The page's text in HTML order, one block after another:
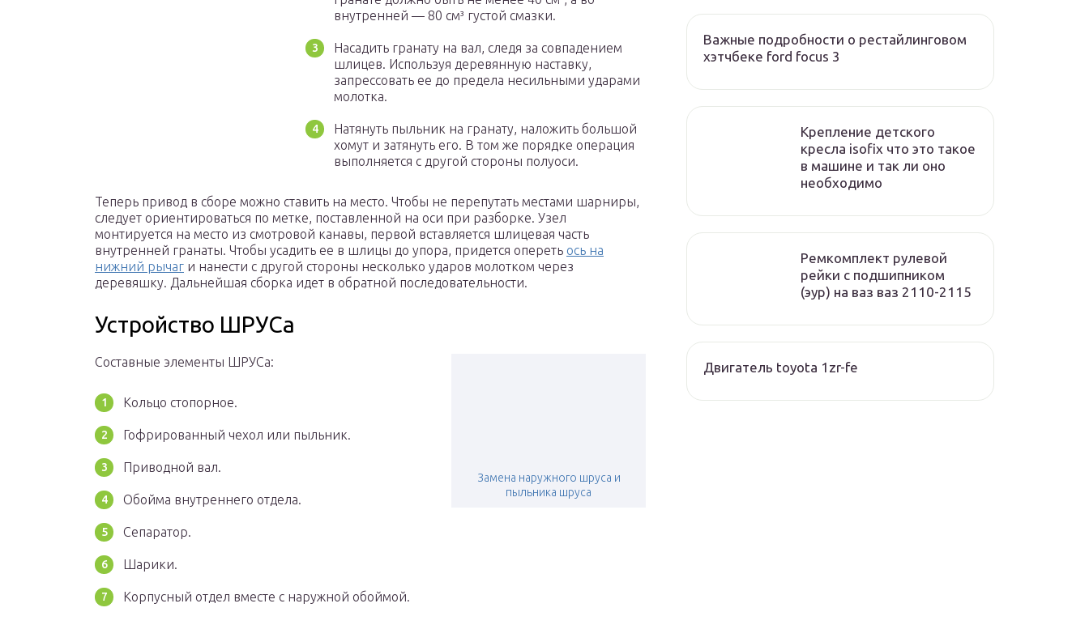
внутренней — 80 см³ густой смазки.
Насадить гранату на вал, следя за совпадением
шлицев. Используя деревянную наставку,
запрессовать ее до предела несильными ударами
молотка.
Натянуть пыльник на гранату, наложить большой
хомут и затянуть его. В том же порядке операция
выполняется с другой стороны полуоси.
Теперь привод в сборе можно ставить на место. Чтобы не перепутать местами шарниры,
следует ориентироваться по метке, поставленной на оси при разборке. Узел
монтируется на место из смотровой канавы, первой вставляется шлицевая часть
внутренней гранаты. Чтобы усадить ее в шлицы до упора, придется опереть ось на
нижний рычаг и нанести с другой стороны несколько ударов молотком через
деревяшку. Дальнейшая сборка идет в обратной последовательности.
Устройство ШРУСа
Замена наружного шруса и
пыльника шруса
Составные элементы ШРУСа:
Кольцо стопорное.
Гофрированный чехол или пыльник.
Приводной вал.
Обойма внутреннего отдела.
Сепаратор.
Шарики.
Корпусный отдел вместе с наружной обоймой.
Важные подробности о рестайлинговом
хэтчбеке ford focus 3
Крепление детского
кресла isofix что это такое
в машине и так ли оно
необходимо
Ремкомплект рулевой
рейки с подшипником
(эур) на ваз ваз 2110-2115
Двигатель toyota 1zr-fe